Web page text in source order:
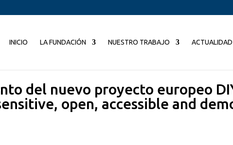
INICIO LA FUNDACIÓN NUESTRO TRABAJO ACTUALIDAD
del nuevo proyecto europeo
open, accessible and